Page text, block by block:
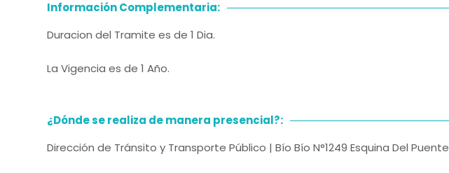
Información Complementaria:
Duracion del Tramite es de 1 Dia.
La Vigencia es de 1 Año.
¿Dónde se realiza de manera presencial?:
Dirección de Tránsito y Transporte Público | Bío Bío N°1249 Esquina Del Puente